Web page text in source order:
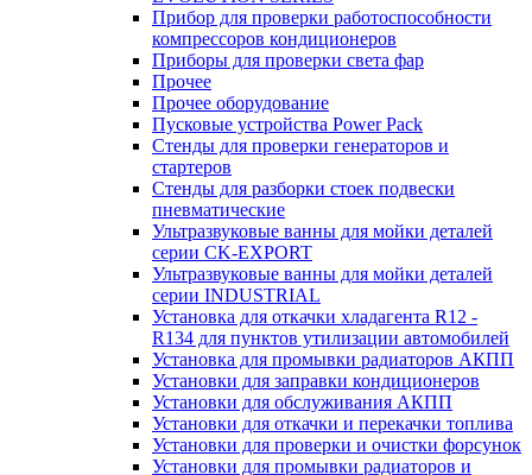
Прибор для проверки работоспособности
компрессоров кондиционеров
Приборы для проверки света фар
Прочее
Прочее оборудование
Пусковые устройства Power Pack
Стенды для проверки генераторов и
стартеров
Стенды для разборки стоек подвески
пневматические
Ультразвуковые ванны для мойки деталей
серии CK-EXPORT
Ультразвуковые ванны для мойки деталей
серии INDUSTRIAL
Установка для откачки хладагента R12 -
R134 для пунктов утилизации автомобилей
Установка для промывки радиаторов АКПП
Установки для заправки кондиционеров
Установки для обслуживания АКПП
Установки для откачки и перекачки топлива
Установки для проверки и очистки форсунок
Установки для промывки радиаторов и